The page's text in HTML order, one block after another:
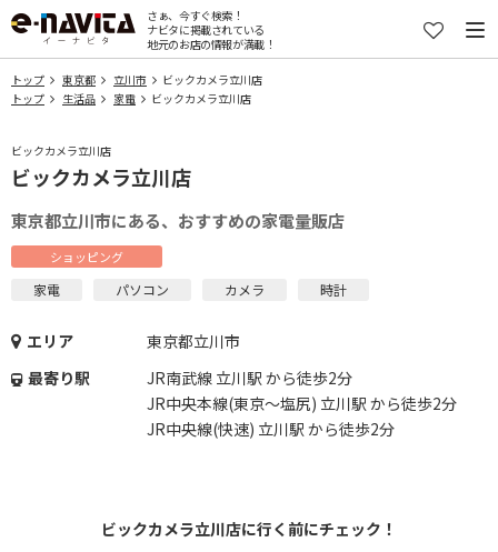
さぁ、今すぐ検索！
ナビタに掲載されている
地元のお店の情報が満載！
トップ 東京都 立川市
ビックカメラ立川店
トップ
生活品 家電 ビックカメラ立川店
ビックカメラ立川店
ビックカメラ立川店
東京都立川市にある、おすすめの家電量販店
ショッピング
家電 パソコン カメラ 時計
エリア
東京都立川市
最寄り駅
JR南武線 立川駅 から徒歩2分
JR中央本線(東京～塩尻) 立川駅 から徒歩2分
JR中央線(快速) 立川駅 から徒歩2分
ビックカメラ立川店に行く前にチェック！